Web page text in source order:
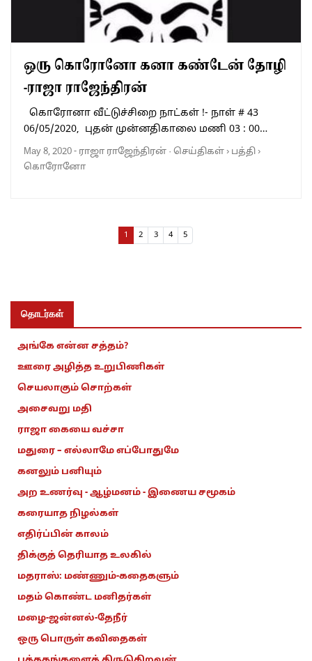
ஒரு கொரோனோ கனா கண்டேன் தோழி
-ராஜா ராஜேந்திரன்
கொரோனா வீட்டுச்சிறை நாட்கள் !- நாள் # 43
06/05/2020, புதன் முன்னதிகாலை மணி 03 : 00…
May 8, 2020- ராஜா ராஜேந்திரன் · செய்திகள்› பத்தி›
கொரோனோ
Current Page
1 Page
2 Page
3 Page
4 Page
5
தொடர்கள்
அங்கே என்ன சத்தம்?
ஊரை அழித்த உறுபிணிகள்
செயலாகும் சொற்கள்
அசைவறு மதி
ராஜா கையை வச்சா
மதுரை – எல்லாமே எப்போதுமே
கனலும் பனியும்
அற உணர்வு - ஆழ்மனம் - இணைய சமூகம்
கரையாத நிழல்கள்
எதிர்ப்பின் காலம்
திக்குத் தெரியாத உலகில்
மதராஸ்: மண்ணும்-கதைகளும்
மதம் கொண்ட மனிதர்கள்
மழை-ஜன்னல்-தேநீர்
ஒரு பொருள் கவிதைகள்